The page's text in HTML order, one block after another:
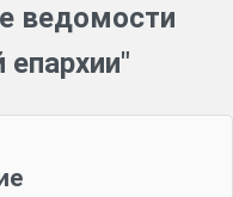
ведомости
епархии"